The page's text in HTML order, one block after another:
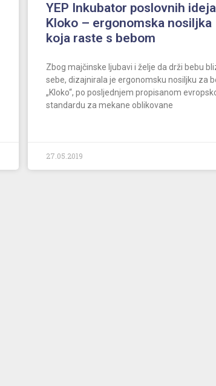
YEP Inkubator poslovnih
Kloko – ergonomska nosiljka
koja raste s bebom
Zbog majčinske ljubavi i želje da drži bebu
sebe, dizajnirala je ergonomsku nosiljku za
„Kloko“, po posljednjem propisanom
standardu za mekane oblikovane
27.05.2019